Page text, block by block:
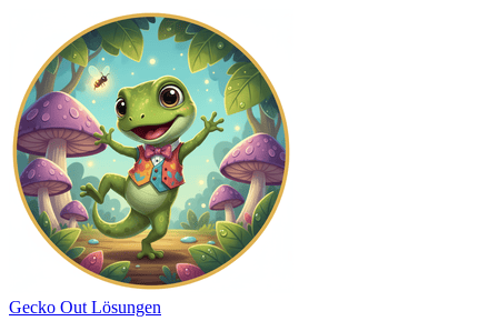
Gecko Out Lösungen